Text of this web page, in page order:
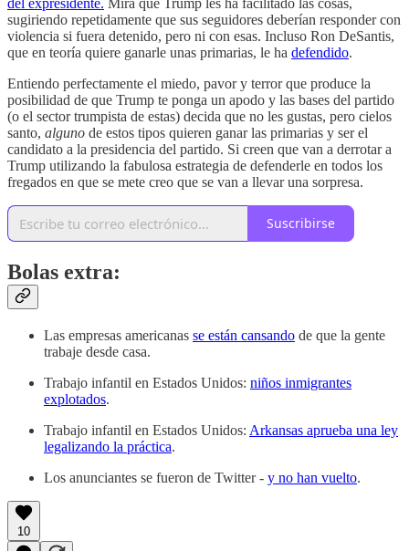
sugiriendo repetidamente que sus seguidores deberían responder con
violencia si fuera detenido, pero ni con esas. Incluso Ron DeSantis,
que en teoría quiere ganarle unas primarias, le ha defendido.
Entiendo perfectamente el miedo, pavor y terror que produce la
posibilidad de que Trump te ponga un apodo y las bases del partido
(o el sector trumpista de estas) decida que no les gustas, pero cielos
santo, alguno de estos tipos quieren ganar las primarias y ser el
candidato a la presidencia del partido. Si creen que van a derrotar a
Trump utilizando la fabulosa estrategia de defenderle en todos los
fregados en que se mete creo que se van a llevar una sorpresa.
Suscribirse
Bolas extra:
Las empresas americanas se están cansando de que la gente
trabaje desde casa.
Trabajo infantil en Estados Unidos: niños inmigrantes
explotados.
Trabajo infantil en Estados Unidos: Arkansas aprueba una ley
legalizando la práctica.
Los anunciantes se fueron de Twitter - y no han vuelto.
10